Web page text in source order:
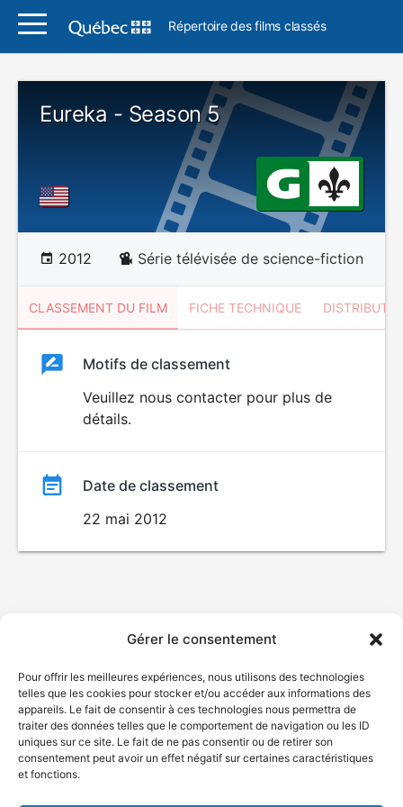
Gérer le consentement
Pour offrir les meilleures expériences, nous utilisons des technologies
telles que les cookies pour stocker et/ou accéder aux informations des
appareils. Le fait de consentir à ces technologies nous permettra de
traiter des données telles que le comportement de navigation ou les ID
uniques sur ce site. Le fait de ne pas consentir ou de retirer son
consentement peut avoir un effet négatif sur certaines caractéristiques
et fonctions.
Répertoire des films classés
Eureka - Season 5
2012 Série télévisée de science-fiction
CLASSEMENT DU FILM FICHE TECHNIQUE
ClassementClassement
Motifs de classement
Veuillez nous contacter pour plus de
détails.
Date de classement
22 mai 2012